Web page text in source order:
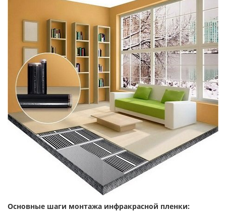
Основные шаги монтажа инфракрасной пленки: